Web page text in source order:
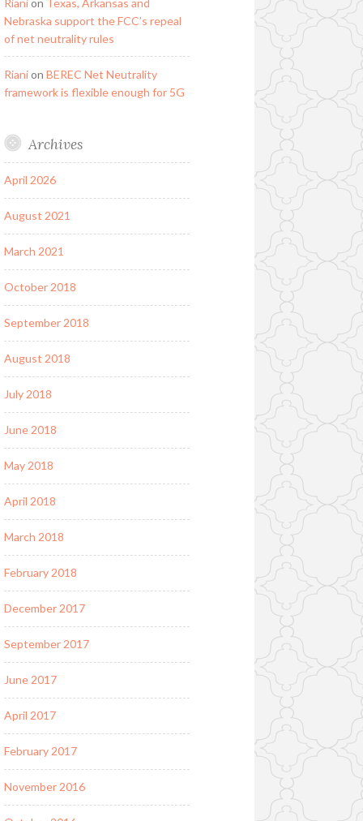
Rianion Texas, Arkansas and
Nebraska support the FCC’s repeal
of net neutrality rules
Rianion BEREC Net Neutrality
framework is flexible enough for 5G
Archives
April 2026
August 2021
March 2021
October 2018
September 2018
August 2018
July 2018
June 2018
May 2018
April 2018
March 2018
February 2018
December 2017
September 2017
June 2017
April 2017
February 2017
November 2016